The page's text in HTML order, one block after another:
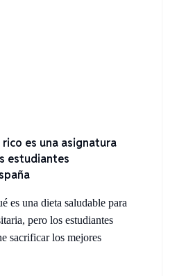
es una asignatura
estudiantes
es una dieta saludable para
pero los estudiantes
sacrificar los mejores